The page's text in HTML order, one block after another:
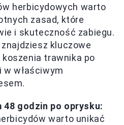
herbicydowych warto
zasad, które
i skuteczność zabiegu.
kluczowe
trawnika po
w właściwym
48 godzin po oprysku:
warto unikać